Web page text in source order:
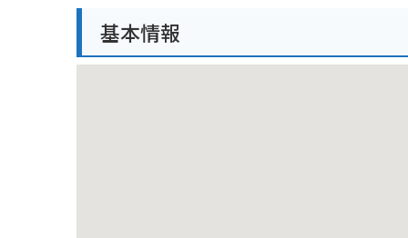
ットとしてもおすすめです。
基本情報